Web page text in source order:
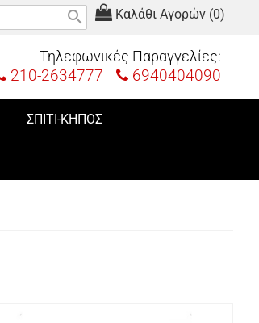
Καλάθι Αγορών (0)
search
Τηλεφωνικές Παραγγελίες:
210-2634777 6940404090
ΣΠΙΤΙ-ΚΗΠΟΣ